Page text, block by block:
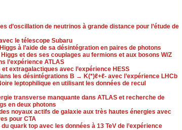
d’oscillation de neutrinos à grande distance pour l’étude de
le télescope Subaru
à l’aide de sa désintégration en paires de photons
et des ses couplages au fermions et aux bosons W/Z
l’expérience ATLAS
extragalactiques avec l’expérience HESS
les désintégrations B → K(*)ℓ+ℓ- avec l’expérience LHCb
leptophilique en utilisant les données de recul
transverse manquante dans ATLAS et recherche de
en deux photons
noyaux actifs de galaxie aux très hautes énergies avec
pour CTA
quark top avec les données à 13 TeV de l’expérience